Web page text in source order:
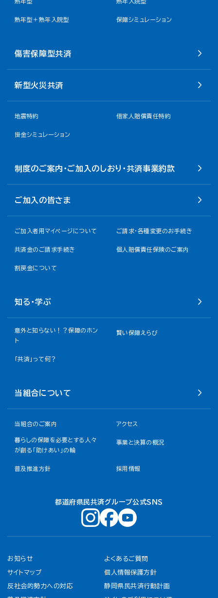
熟年型＋熟年入院型 保障シミュレーション
傷害保障型共済
新型火災共済
地震特約 借家人賠償責任特約
掛金シミュレーション
制度のご案内・ご加入のしおり・共済事業約款
ご加入の皆さま
ご加入者用マイページについて ご請求・各種変更のお手続き
共済金のご請求手続き 個人賠償責任保険のご案内
割戻金について​
知る・学ぶ
意外と知らない！？保障のホン
ト
賢い保障えらび
「共済」って何？
当組合について
当組合のご案内 アクセス
暮らしの保障を必要とする人々
が創る「助けあい」の輪
事業と決算の概況
普及推進方針 採用情報
都道府県民共済グループ公式ＳＮＳ
お知らせ よくあるご質問
サイトマップ 個人情報保護方針
反社会的勢力への対応 静岡県民共済行動計画